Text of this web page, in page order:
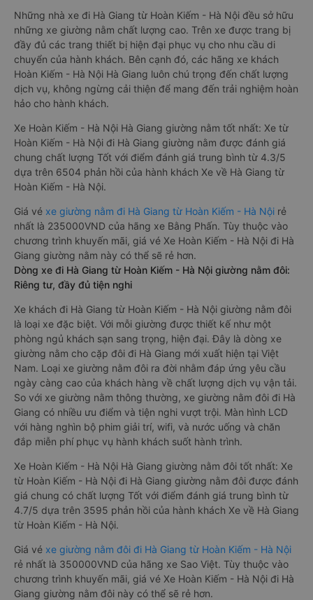
Những nhà xe đi Hà Giang từ Hoàn Kiếm - Hà Nội đều sở hữu
những xe giường nằm chất lượng cao. Trên xe được trang bị
đầy đủ các trang thiết bị hiện đại phục vụ cho nhu cầu di
chuyển của hành khách. Bên cạnh đó, các hãng xe khách
Hoàn Kiếm - Hà Nội Hà Giang luôn chú trọng đến chất lượng
dịch vụ, không ngừng cải thiện để mang đến trải nghiệm hoàn
hảo cho hành khách.
Xe Hoàn Kiếm - Hà Nội Hà Giang giường nằm tốt nhất: Xe từ
Hoàn Kiếm - Hà Nội đi Hà Giang giường nằm được đánh giá
chung chất lượng Tốt với điểm đánh giá trung bình từ 4.3/5
dựa trên 6504 phản hồi của hành khách Xe về Hà Giang từ
Hoàn Kiếm - Hà Nội.
Giá vé xe giường nằm đi Hà Giang từ Hoàn Kiếm - Hà Nội rẻ
nhất là 235000VND của hãng xe Bằng Phấn. Tùy thuộc vào
chương trình khuyến mãi, giá vé Xe Hoàn Kiếm - Hà Nội đi Hà
Giang giường nằm này có thể sẽ rẻ hơn.
Dòng xe đi Hà Giang từ Hoàn Kiếm - Hà Nội giường nằm đôi:
Riêng tư, đầy đủ tiện nghi
Xe khách đi Hà Giang từ Hoàn Kiếm - Hà Nội giường nằm đôi
là loại xe đặc biệt. Với mỗi giường được thiết kế như một
phòng ngủ khách sạn sang trọng, hiện đại. Đây là dòng xe
giường nằm cho cặp đôi đi Hà Giang mới xuất hiện tại Việt
Nam. Loại xe giường nằm đôi ra đời nhằm đáp ứng yêu cầu
ngày càng cao của khách hàng về chất lượng dịch vụ vận tải.
So với xe giường nằm thông thường, xe giường nằm đôi đi Hà
Giang có nhiều ưu điểm và tiện nghi vượt trội. Màn hình LCD
với hàng nghìn bộ phim giải trí, wifi, và nước uống và chăn
đắp miễn phí phục vụ hành khách suốt hành trình.
Xe Hoàn Kiếm - Hà Nội Hà Giang giường nằm đôi tốt nhất: Xe
từ Hoàn Kiếm - Hà Nội đi Hà Giang giường nằm đôi được đánh
giá chung có chất lượng Tốt với điểm đánh giá trung bình từ
4.7/5 dựa trên 3595 phản hồi của hành khách Xe về Hà Giang
từ Hoàn Kiếm - Hà Nội.
Giá vé xe giường nằm đôi đi Hà Giang từ Hoàn Kiếm - Hà Nội
rẻ nhất là 350000VND của hãng xe Sao Việt. Tùy thuộc vào
chương trình khuyến mãi, giá vé Xe Hoàn Kiếm - Hà Nội đi Hà
Giang giường nằm đôi này có thể sẽ rẻ hơn.